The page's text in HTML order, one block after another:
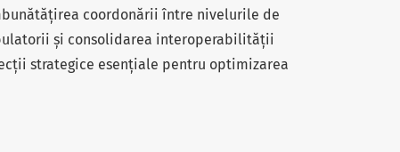
coordonării între nivelurile de
și consolidarea interoperabilității
strategice esențiale pentru optimizarea